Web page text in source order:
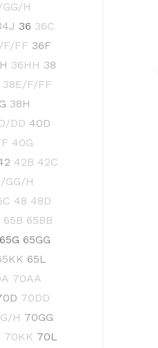
H
36 36C
F/FF 36F
36HH 38
38E/F/FF
38H
DD 40D
40G
42B 42C
GG/H
48 48D
65B 65BB
65G 65GG
65L
70AA
70DD
H 70GG
70KK 70L